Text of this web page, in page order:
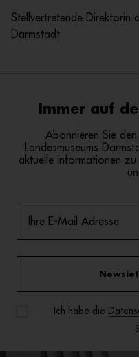
Stellvertretende Direktorin
Darmstadt
Immer auf
Abonnieren Sie
Landesmuseums
aktuelle Informationen
Ich habe die